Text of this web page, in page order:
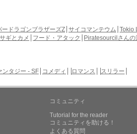
ードラゴンブラザーズZ サイコマンテウム Tokio
ギとカメ フード・アタック Piratesourcilさんの
ンタジー - SF コメディ ロマンス スリラー
コミュニティ
Tutorial for the reader
コミュニティを助ける！
よくある質問